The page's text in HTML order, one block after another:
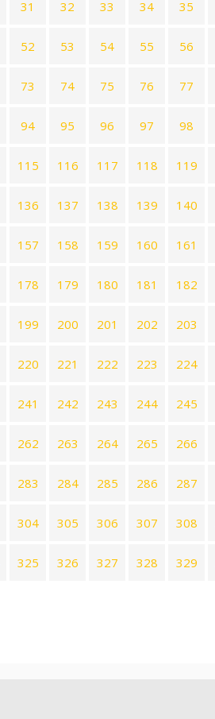
31 32 33 34 35
52 53 54 55 56
73 74 75 76 77
94 95 96 97 98
115 116 117 118 119
136 137 138 139 140
157 158 159 160 161
178 179 180 181 182
199 200 201 202 203
220 221 222 223 224
241 242 243 244 245
262 263 264 265 266
283 284 285 286 287
304 305 306 307 308
325 326 327 328 329